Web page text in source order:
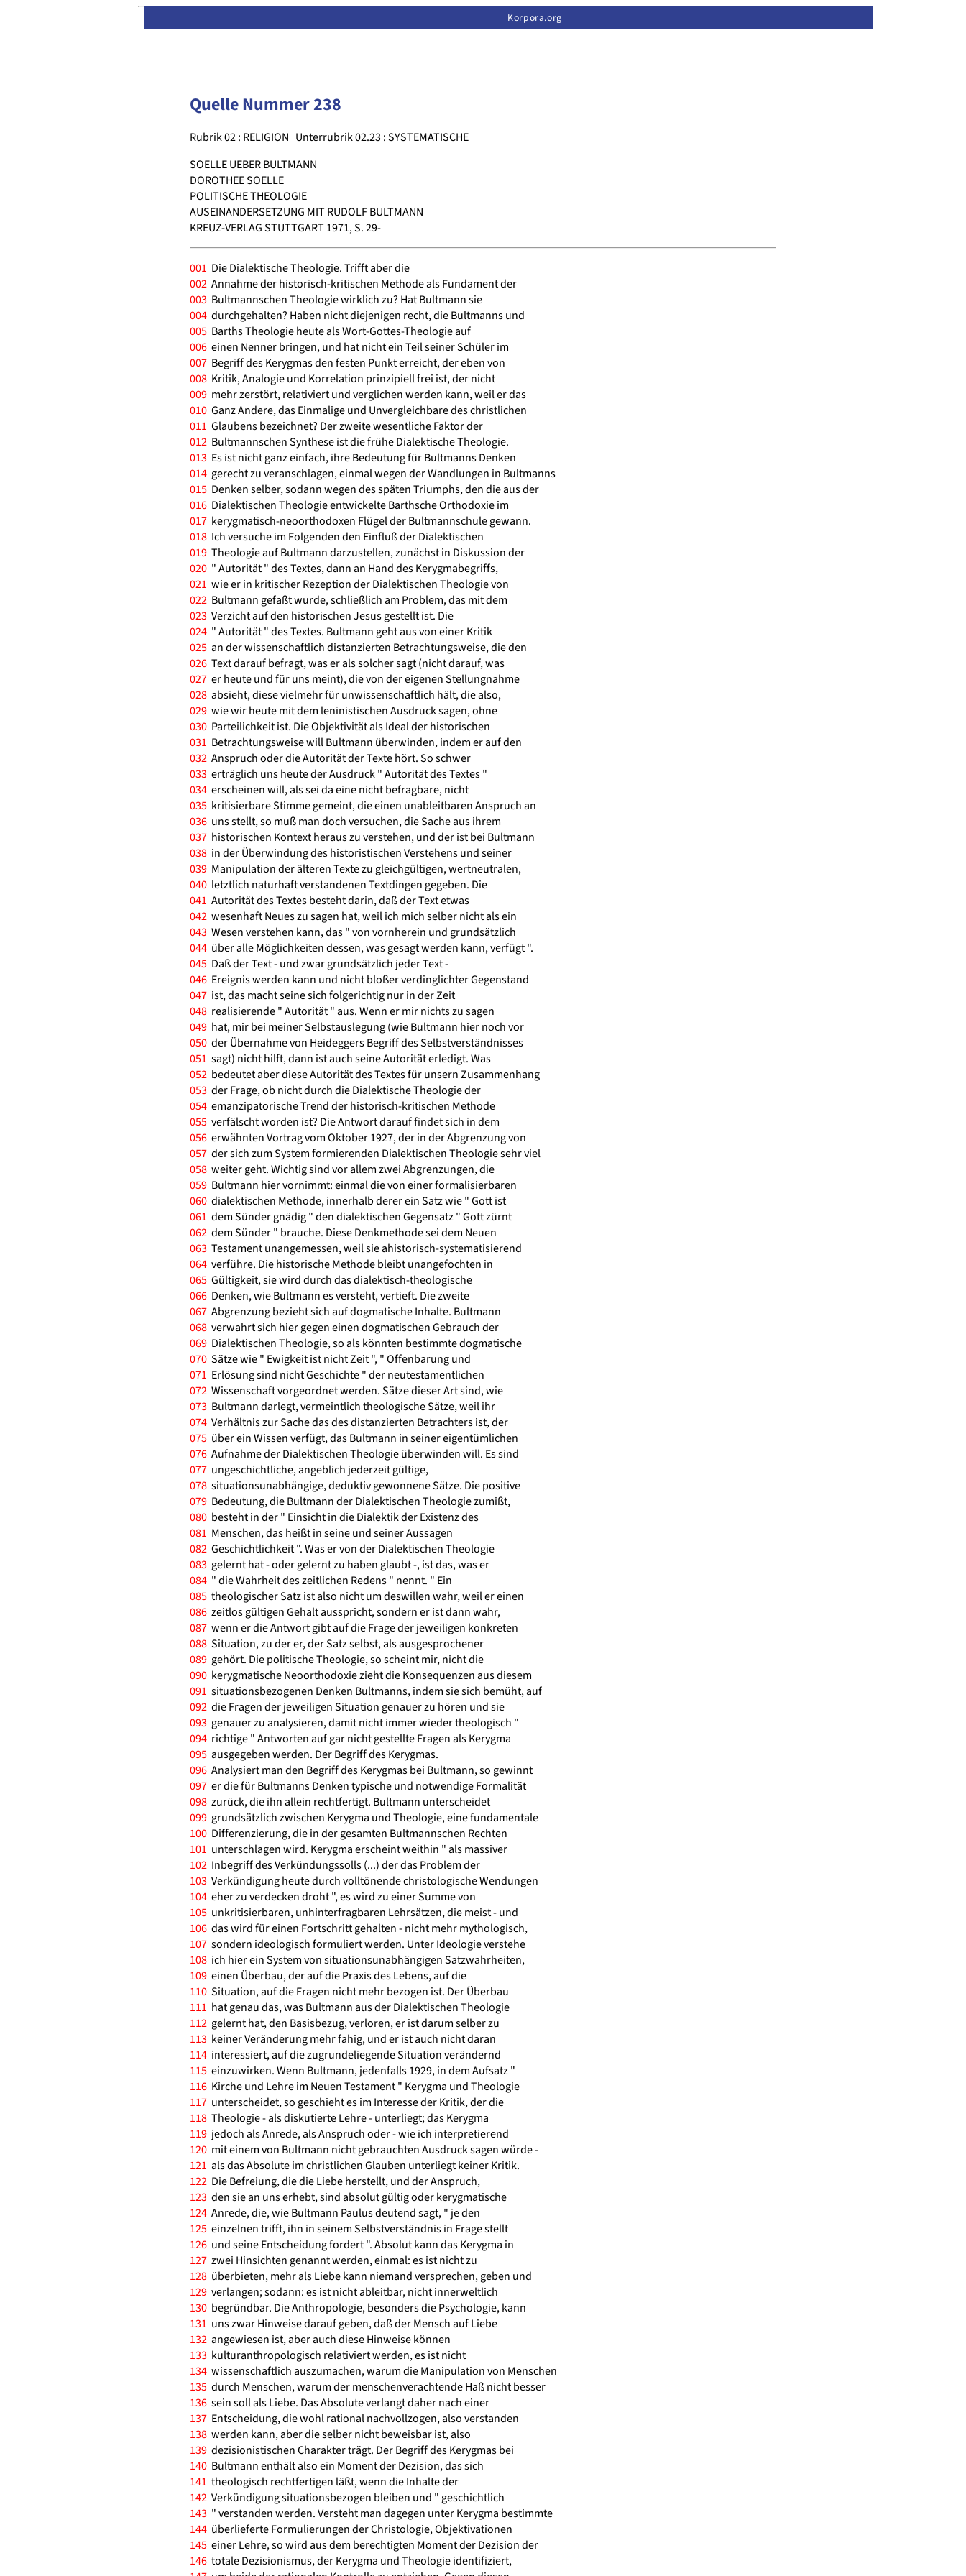
Feedback·Korpora.org
Quelle Nummer 238
Rubrik 02 : RELIGION Unterrubrik 02.23 : SYSTEMATISCHE
SOELLE UEBER BULTMANN
DOROTHEE SOELLE
POLITISCHE THEOLOGIE
AUSEINANDERSETZUNG MIT RUDOLF BULTMANN
KREUZ-VERLAG STUTTGART 1971, S. 29-
001 Die Dialektische Theologie. Trifft aber die
002 Annahme der historisch-kritischen Methode als Fundament der
003 Bultmannschen Theologie wirklich zu? Hat Bultmann sie
004 durchgehalten? Haben nicht diejenigen recht, die Bultmanns und
005 Barths Theologie heute als Wort-Gottes-Theologie auf
006 einen Nenner bringen, und hat nicht ein Teil seiner Schüler im
007 Begriff des Kerygmas den festen Punkt erreicht, der eben von
008 Kritik, Analogie und Korrelation prinzipiell frei ist, der nicht
009 mehr zerstört, relativiert und verglichen werden kann, weil er das
010 Ganz Andere, das Einmalige und Unvergleichbare des christlichen
011 Glaubens bezeichnet? Der zweite wesentliche Faktor der
012 Bultmannschen Synthese ist die frühe Dialektische Theologie.
013 Es ist nicht ganz einfach, ihre Bedeutung für Bultmanns Denken
014 gerecht zu veranschlagen, einmal wegen der Wandlungen in Bultmanns
015 Denken selber, sodann wegen des späten Triumphs, den die aus der
016 Dialektischen Theologie entwickelte Barthsche Orthodoxie im
017 kerygmatisch-neoorthodoxen Flügel der Bultmannschule gewann.
018 Ich versuche im Folgenden den Einfluß der Dialektischen
019 Theologie auf Bultmann darzustellen, zunächst in Diskussion der
020 " Autorität " des Textes, dann an Hand des Kerygmabegriffs,
021 wie er in kritischer Rezeption der Dialektischen Theologie von
022 Bultmann gefaßt wurde, schließlich am Problem, das mit dem
023 Verzicht auf den historischen Jesus gestellt ist. Die
024 " Autorität " des Textes. Bultmann geht aus von einer Kritik
025 an der wissenschaftlich distanzierten Betrachtungsweise, die den
026 Text darauf befragt, was er als solcher sagt (nicht darauf, was
027 er heute und für uns meint), die von der eigenen Stellungnahme
028 absieht, diese vielmehr für unwissenschaftlich hält, die also,
029 wie wir heute mit dem leninistischen Ausdruck sagen, ohne
030 Parteilichkeit ist. Die Objektivität als Ideal der historischen
031 Betrachtungsweise will Bultmann überwinden, indem er auf den
032 Anspruch oder die Autorität der Texte hört. So schwer
033 erträglich uns heute der Ausdruck " Autorität des Textes "
034 erscheinen will, als sei da eine nicht befragbare, nicht
035 kritisierbare Stimme gemeint, die einen unableitbaren Anspruch an
036 uns stellt, so muß man doch versuchen, die Sache aus ihrem
037 historischen Kontext heraus zu verstehen, und der ist bei Bultmann
038 in der Überwindung des historistischen Verstehens und seiner
039 Manipulation der älteren Texte zu gleichgültigen, wertneutralen,
040 letztlich naturhaft verstandenen Textdingen gegeben. Die
041 Autorität des Textes besteht darin, daß der Text etwas
042 wesenhaft Neues zu sagen hat, weil ich mich selber nicht als ein
043 Wesen verstehen kann, das " von vornherein und grundsätzlich
044 über alle Möglichkeiten dessen, was gesagt werden kann, verfügt ".
045 Daß der Text - und zwar grundsätzlich jeder Text -
046 Ereignis werden kann und nicht bloßer verdinglichter Gegenstand
047 ist, das macht seine sich folgerichtig nur in der Zeit
048 realisierende " Autorität " aus. Wenn er mir nichts zu sagen
049 hat, mir bei meiner Selbstauslegung (wie Bultmann hier noch vor
050 der Übernahme von Heideggers Begriff des Selbstverständnisses
051 sagt) nicht hilft, dann ist auch seine Autorität erledigt. Was
052 bedeutet aber diese Autorität des Textes für unsern Zusammenhang
053 der Frage, ob nicht durch die Dialektische Theologie der
054 emanzipatorische Trend der historisch-kritischen Methode
055 verfälscht worden ist? Die Antwort darauf findet sich in dem
056 erwähnten Vortrag vom Oktober 1927, der in der Abgrenzung von
057 der sich zum System formierenden Dialektischen Theologie sehr viel
058 weiter geht. Wichtig sind vor allem zwei Abgrenzungen, die
059 Bultmann hier vornimmt: einmal die von einer formalisierbaren
060 dialektischen Methode, innerhalb derer ein Satz wie " Gott ist
061 dem Sünder gnädig " den dialektischen Gegensatz " Gott zürnt
062 dem Sünder " brauche. Diese Denkmethode sei dem Neuen
063 Testament unangemessen, weil sie ahistorisch-systematisierend
064 verführe. Die historische Methode bleibt unangefochten in
065 Gültigkeit, sie wird durch das dialektisch-theologische
066 Denken, wie Bultmann es versteht, vertieft. Die zweite
067 Abgrenzung bezieht sich auf dogmatische Inhalte. Bultmann
068 verwahrt sich hier gegen einen dogmatischen Gebrauch der
069 Dialektischen Theologie, so als könnten bestimmte dogmatische
070 Sätze wie " Ewigkeit ist nicht Zeit ", " Offenbarung und
071 Erlösung sind nicht Geschichte " der neutestamentlichen
072 Wissenschaft vorgeordnet werden. Sätze dieser Art sind, wie
073 Bultmann darlegt, vermeintlich theologische Sätze, weil ihr
074 Verhältnis zur Sache das des distanzierten Betrachters ist, der
075 über ein Wissen verfügt, das Bultmann in seiner eigentümlichen
076 Aufnahme der Dialektischen Theologie überwinden will. Es sind
077 ungeschichtliche, angeblich jederzeit gültige,
078 situationsunabhängige, deduktiv gewonnene Sätze. Die positive
079 Bedeutung, die Bultmann der Dialektischen Theologie zumißt,
080 besteht in der " Einsicht in die Dialektik der Existenz des
081 Menschen, das heißt in seine und seiner Aussagen
082 Geschichtlichkeit ". Was er von der Dialektischen Theologie
083 gelernt hat - oder gelernt zu haben glaubt -, ist das, was er
084 " die Wahrheit des zeitlichen Redens " nennt. " Ein
085 theologischer Satz ist also nicht um deswillen wahr, weil er einen
086 zeitlos gültigen Gehalt ausspricht, sondern er ist dann wahr,
087 wenn er die Antwort gibt auf die Frage der jeweiligen konkreten
088 Situation, zu der er, der Satz selbst, als ausgesprochener
089 gehört. Die politische Theologie, so scheint mir, nicht die
090 kerygmatische Neoorthodoxie zieht die Konsequenzen aus diesem
091 situationsbezogenen Denken Bultmanns, indem sie sich bemüht, auf
092 die Fragen der jeweiligen Situation genauer zu hören und sie
093 genauer zu analysieren, damit nicht immer wieder theologisch "
094 richtige " Antworten auf gar nicht gestellte Fragen als Kerygma
095 ausgegeben werden. Der Begriff des Kerygmas.
096 Analysiert man den Begriff des Kerygmas bei Bultmann, so gewinnt
097 er die für Bultmanns Denken typische und notwendige Formalität
098 zurück, die ihn allein rechtfertigt. Bultmann unterscheidet
099 grundsätzlich zwischen Kerygma und Theologie, eine fundamentale
100 Differenzierung, die in der gesamten Bultmannschen Rechten
101 unterschlagen wird. Kerygma erscheint weithin " als massiver
102 Inbegriff des Verkündungssolls (...) der das Problem der
103 Verkündigung heute durch volltönende christologische Wendungen
104 eher zu verdecken droht ", es wird zu einer Summe von
105 unkritisierbaren, unhinterfragbaren Lehrsätzen, die meist - und
106 das wird für einen Fortschritt gehalten - nicht mehr mythologisch,
107 sondern ideologisch formuliert werden. Unter Ideologie verstehe
108 ich hier ein System von situationsunabhängigen Satzwahrheiten,
109 einen Überbau, der auf die Praxis des Lebens, auf die
110 Situation, auf die Fragen nicht mehr bezogen ist. Der Überbau
111 hat genau das, was Bultmann aus der Dialektischen Theologie
112 gelernt hat, den Basisbezug, verloren, er ist darum selber zu
113 keiner Veränderung mehr fahig, und er ist auch nicht daran
114 interessiert, auf die zugrundeliegende Situation verändernd
115 einzuwirken. Wenn Bultmann, jedenfalls 1929, in dem Aufsatz "
116 Kirche und Lehre im Neuen Testament " Kerygma und Theologie
117 unterscheidet, so geschieht es im Interesse der Kritik, der die
118 Theologie - als diskutierte Lehre - unterliegt; das Kerygma
119 jedoch als Anrede, als Anspruch oder - wie ich interpretierend
120 mit einem von Bultmann nicht gebrauchten Ausdruck sagen würde -
121 als das Absolute im christlichen Glauben unterliegt keiner Kritik.
122 Die Befreiung, die die Liebe herstellt, und der Anspruch,
123 den sie an uns erhebt, sind absolut gültig oder kerygmatische
124 Anrede, die, wie Bultmann Paulus deutend sagt, " je den
125 einzelnen trifft, ihn in seinem Selbstverständnis in Frage stellt
126 und seine Entscheidung fordert ". Absolut kann das Kerygma in
127 zwei Hinsichten genannt werden, einmal: es ist nicht zu
128 überbieten, mehr als Liebe kann niemand versprechen, geben und
129 verlangen; sodann: es ist nicht ableitbar, nicht innerweltlich
130 begründbar. Die Anthropologie, besonders die Psychologie, kann
131 uns zwar Hinweise darauf geben, daß der Mensch auf Liebe
132 angewiesen ist, aber auch diese Hinweise können
133 kulturanthropologisch relativiert werden, es ist nicht
134 wissenschaftlich auszumachen, warum die Manipulation von Menschen
135 durch Menschen, warum der menschenverachtende Haß nicht besser
136 sein soll als Liebe. Das Absolute verlangt daher nach einer
137 Entscheidung, die wohl rational nachvollzogen, also verstanden
138 werden kann, aber die selber nicht beweisbar ist, also
139 dezisionistischen Charakter trägt. Der Begriff des Kerygmas bei
140 Bultmann enthält also ein Moment der Dezision, das sich
141 theologisch rechtfertigen läßt, wenn die Inhalte der
142 Verkündigung situationsbezogen bleiben und " geschichtlich
143 " verstanden werden. Versteht man dagegen unter Kerygma bestimmte
144 überlieferte Formulierungen der Christologie, Objektivationen
145 einer Lehre, so wird aus dem berechtigten Moment der Dezision der
146 totale Dezisionismus, der Kerygma und Theologie identifiziert,
Korpora.org